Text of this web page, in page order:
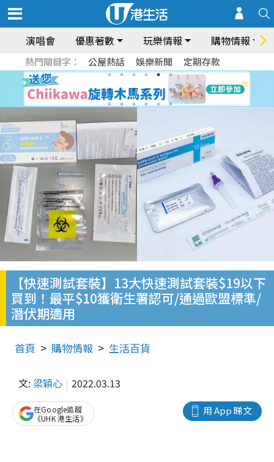
演唱會 優惠著數 玩樂情報 購物情報
熱門關鍵字： 公屋熱話 娛樂新聞 定期存款
【快速測試套裝】13大快速測試套裝$19以下
買到！最平$10獲衛生署認可/通過歐盟標準/
潛伏期適用
首頁 購物情報 生活百貨
文: 梁穎心 2022.03.13
用 App 睇文
在Google追蹤
《UHK 港生活》